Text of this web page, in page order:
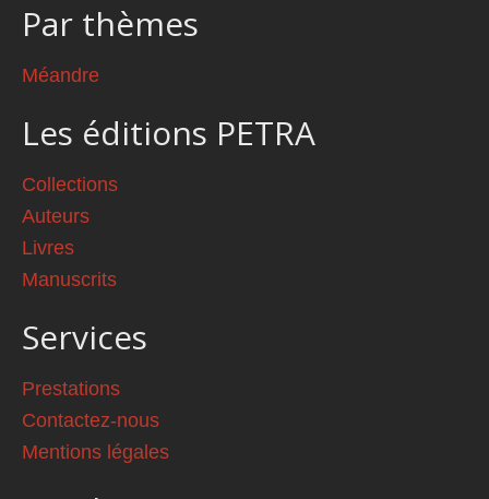
Par thèmes
Méandre
Les éditions PETRA
Collections
Auteurs
Livres
Manuscrits
Services
Prestations
Contactez-nous
Mentions légales